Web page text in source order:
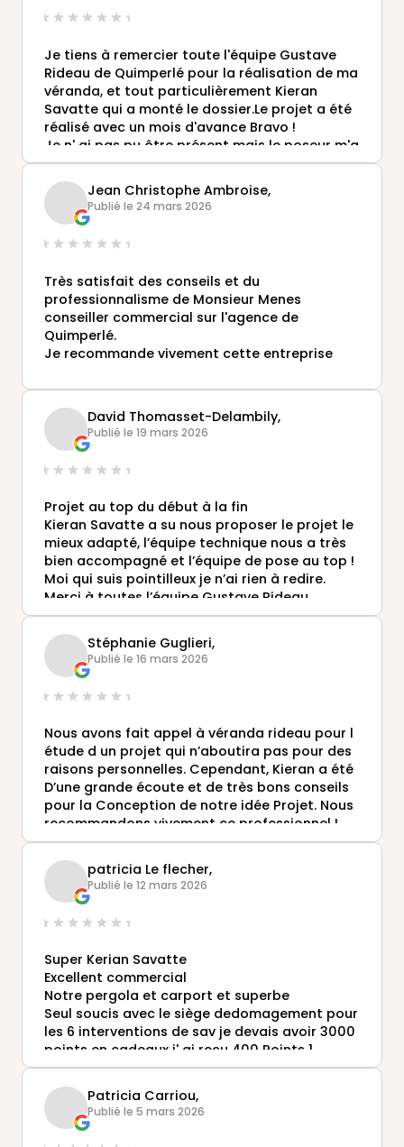
Je tiens à remercier toute l'équipe Gustave
Rideau de Quimperlé pour la réalisation de ma
véranda, et tout particulièrement Kieran
Savatte qui a monté le dossier.Le projet a été
réalisé avec un mois d'avance Bravo !
Je n' ai pas pu être présent mais le poseur m'a
envoyé une photo qui correspond à ce que
j'attendais.
Je vais m'y rendre le mois prochain pour
finaliser le dossier.
Encore une fois merci pour votre diligence.
Cordialement,
M Chamblanc
Jean Christophe Ambroise,
Publié le 24 mars 2026
Très satisfait des conseils et du
professionnalisme de Monsieur Menes
conseiller commercial sur l'agence de
Quimperlé.
Je recommande vivement cette entreprise
David Thomasset-Delambily,
Publié le 19 mars 2026
Projet au top du début à la fin
Kieran Savatte a su nous proposer le projet le
mieux adapté, l’équipe technique nous a très
bien accompagné et l’équipe de pose au top !
Moi qui suis pointilleux je n’ai rien à redire.
Merci à toutes l’équipe Gustave Rideau
Stéphanie Guglieri,
Publié le 16 mars 2026
Nous avons fait appel à véranda rideau pour l
étude d un projet qui n’aboutira pas pour des
raisons personnelles. Cependant, Kieran a été
D’une grande écoute et de très bons conseils
pour la Conception de notre idée Projet. Nous
recommandons vivement ce professionnel !
patricia Le flecher,
Publié le 12 mars 2026
Super Kerian Savatte
Excellent commercial
Notre pergola et carport et superbe
Seul soucis avec le siège dedomagement pour
les 6 interventions de sav je devais avoir 3000
points en cadeaux j' ai reçu 400 Points 1
peignoir en éponge pour 25000€ de coût du
projet . Pas terribles du tout très déçu du
service commercial du siège.
Demandé lui a visité si vous le souhaitez.
Patricia et Jean Yves.
Patricia Carriou,
Publié le 5 mars 2026